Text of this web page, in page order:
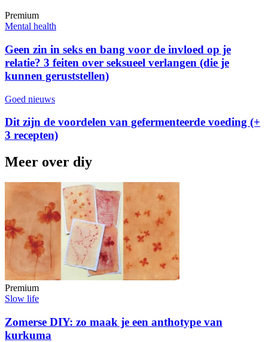
Premium
Mental health
Geen zin in seks en bang voor de invloed op je
relatie? 3 feiten over seksueel verlangen (die je
kunnen geruststellen)
Goed nieuws
Dit zijn de voordelen van gefermenteerde voeding (+
3 recepten)
Meer over diy
Premium
Slow life
Zomerse DIY: zo maak je een anthotype van
kurkuma